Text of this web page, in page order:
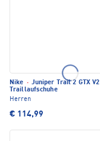
Nike · Juniper Trail 2 GTX V2
Traillaufschuhe
Herren
€ 114,99